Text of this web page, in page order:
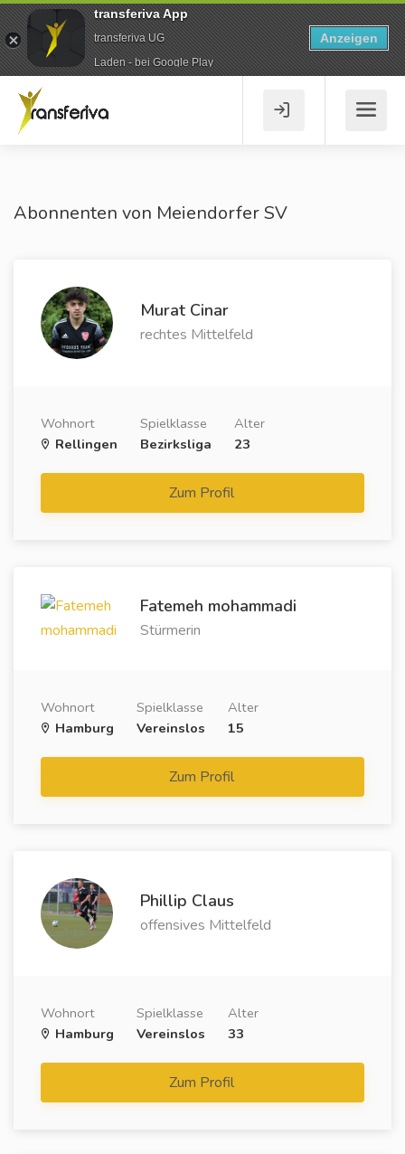
Abonnenten von Meiendorfer SV
Murat Cinar
rechtes Mittelfeld
Wohnort
Rellingen
Spielklasse
Bezirksliga
Alter
23
Zum Profil
Fatemeh mohammadi
Stürmerin
Wohnort
Hamburg
Spielklasse
Vereinslos
Alter
15
Zum Profil
Phillip Claus
offensives Mittelfeld
Wohnort
Hamburg
Spielklasse
Vereinslos
Alter
33
Zum Profil
transferiva App
transferiva UG
Laden - bei Google Play
Anzeigen